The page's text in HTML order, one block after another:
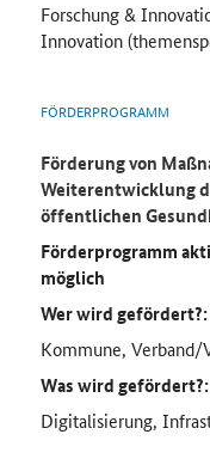
Forschung &
Innovation
FÖRDERPROGRAMM
Förderung von
Weiterentwicklung
öffentlichen
Förderprogramm
möglich
Wer wird gefördert?:
Kommune, Verband/
Was wird gefördert?:
Digitalisierung,